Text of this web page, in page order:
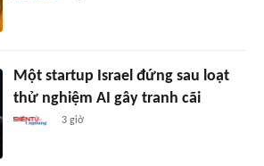
Một startup Israel đứng sau loạt
thử nghiệm AI gây tranh cãi
3 giờ